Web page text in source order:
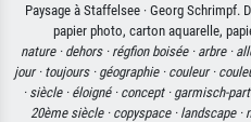
Paysage à Staffelsee · Georg
papier photo, carton aquarelle,
nature · dehors · régfion boisée · arbre ·
jour · toujours · géographie · couleur ·
· siècle · éloigné · concept · garmisch-
20ème siècle · copyspace · landscape ·